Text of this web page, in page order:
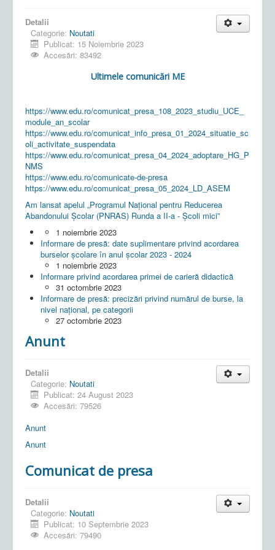
Detalii
Categorie: Noutati
Publicat: 15 Noiembrie 2023
Accesări: 83492
Ultimele comunicări ME
https://www.edu.ro/comunicat_presa_108_2023_studiu_UCE_
module_an_scolar
https://www.edu.ro/comunicat_info_presa_01_2024_situatie_sc
oli_activitate_suspendata
https://www.edu.ro/comunicat_presa_04_2024_adoptare_HG_P
NMS
https://www.edu.ro/comunicate-de-presa
https://www.edu.ro/comunicat_presa_05_2024_LD_ASEM
Am lansat apelul „Programul Național pentru Reducerea
Abandonului Școlar (PNRAS) Runda a II-a - Școli mici”
1 noiembrie 2023
Informare de presă: date suplimentare privind acordarea
burselor școlare în anul școlar 2023 - 2024
1 noiembrie 2023
Informare privind acordarea primei de carieră didactică
31 octombrie 2023
Informare de presă: precizări privind numărul de burse, la
nivel național, pe categorii
27 octombrie 2023
Anunt
Detalii
Categorie: Noutati
Publicat: 24 August 2023
Accesări: 79526
Anunt
Anunt
Comunicat de presa
Detalii
Categorie: Noutati
Publicat: 10 Septembrie 2023
Accesări: 79490